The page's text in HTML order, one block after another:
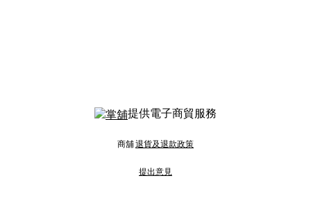
提供電子商貿服務
商舖退貨及退款政策
提出意見